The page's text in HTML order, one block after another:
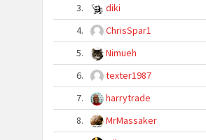
3.
diki
4.
ChrisSpar1
5.
Nimueh
6.
texter1987
7.
harrytrade
8.
MrMassaker